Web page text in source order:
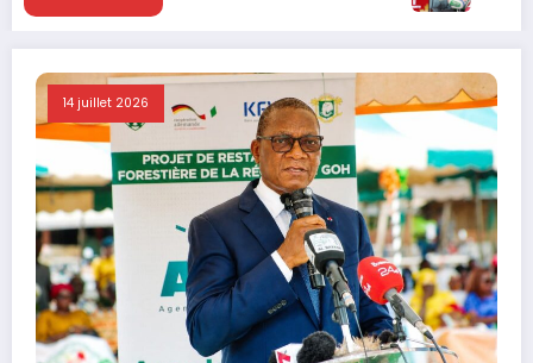
14 juillet 2026